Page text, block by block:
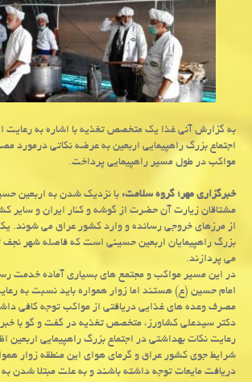
به گزارش آنی غذا یك متخصص تغذیه با اشاره به رعایت
اجتماع بزرگ راهپیمایی اربعین به عرضه نكاتی درمورد
مواكب در طول مسیر راهپیمایی پرداخت.
خبرگزاری مهر؛ گروه سلامت:با نزدیك شدن به اربعین
مشتاقان زیارت آن حضرت از گوشه و كنار ایران و سایر
از مرزهای خروجی رسانده و وارد كشور عراق می شوند.
بزرگ راهپیمایان اربعین حسینی است كه فاصله شهر نجف تا
می پردازند.
در این مسیر مواكب و مجتمع های بسیاری آماده خدمت
امام حسین (ع) هستند اما زوار همواره باید نسبت به
مصرف وعده های غذایی دریافتی از مواكب توجه كافی
دكتر سیدعلی كشاورز، متخصص تغذیه در گفت و گو با
رعایت نكات بهداشتی در اجتماع بزرگ راهپیمایی اربعین
شرایط جوی كشور عراق و گرمای هوای این منطقه زوار
دریافت مایعات توجه داشته باشند و به علت مبتلا شدن به